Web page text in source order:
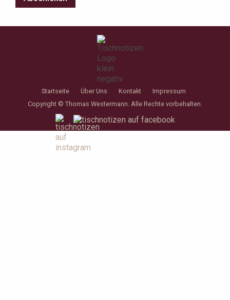
Startseite Über Uns Kontakt
Impressum
Copyright © Thomas Westermann. Alle Rechte vorbehalten.